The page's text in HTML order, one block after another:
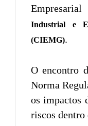
Industrial e
(CIEMG).
O encontro
Norma
os impactos
riscos dentro